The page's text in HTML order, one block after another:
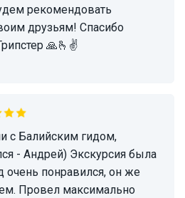
рекомендовать
друзьям! Спасибо
🙏🫰✌️
- Андрей) Экскурсия была
очень понравился, он же
Провел максимально